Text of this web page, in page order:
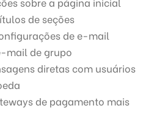
de seções
de e-mail
mail de grupo
diretas com usuários
de pagamento mais